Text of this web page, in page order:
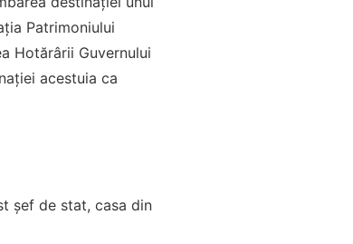
Patrimoniului
Hotărârii Guvernului
acestuia ca
șef de stat, casa din